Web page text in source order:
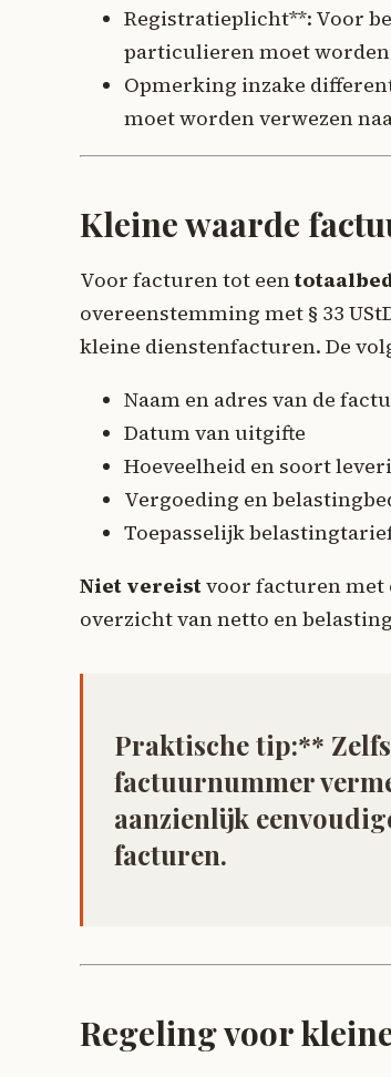
Registratieplicht**: Voor
particulieren moet worden
Opmerking inzake
moet worden verwezen
Kleine waarde
Voor facturen tot een
overeenstemming met § 33
kleine dienstenfacturen. De
Naam en adres van de
Datum van uitgifte
Hoeveelheid en soort
Vergoeding en
Toepasselijk
Niet vereistvoor facturen met
overzicht van netto en
Praktische tip:**
factuurnummer
aanzienlijk
facturen.
Regeling voor